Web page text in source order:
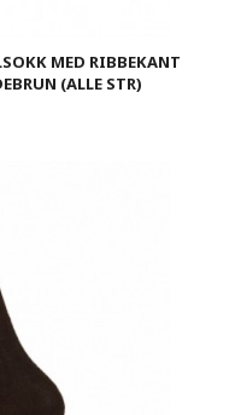
MED RIBBEKANT
(ALLE STR)